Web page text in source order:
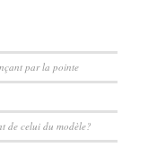
par la pointe
de celui du modèle?